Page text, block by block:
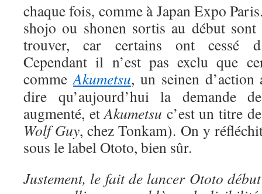
chaque fois, comme à Japan Expo
shojo ou shonen sortis au début
trouver, car certains ont cessé
Cependant il n’est pas exclu que
commeAkumetsu, un seinen
dire qu’aujourd’hui la demande
augmenté, etAkumetsu c’est un titre
Wolf Guy, chez Tonkam). On y
sous le label Ototo, bien sûr.
Justement, le fait de lancer Ototo